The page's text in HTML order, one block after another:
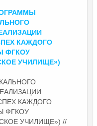
КАЖДОГО
ФГКОУ
УЧИЛИЩЕ»)
КАЖДОГО
ФГКОУ
УЧИЛИЩЕ») //